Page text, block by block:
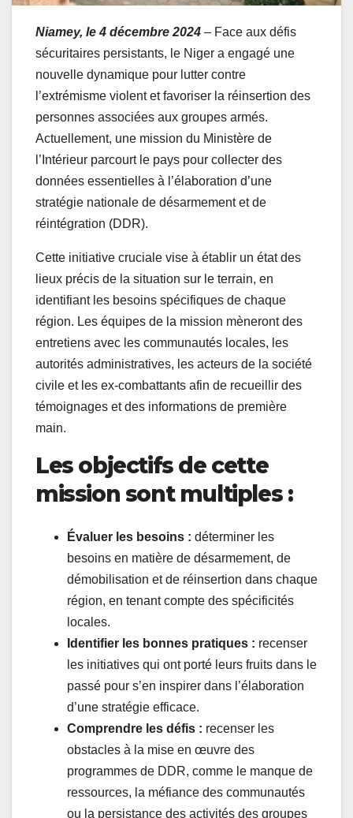
Niamey, le 4 décembre 2024 – Face aux défis
sécuritaires persistants, le Niger a engagé une
nouvelle dynamique pour lutter contre
l’extrémisme violent et favoriser la réinsertion des
personnes associées aux groupes armés.
Actuellement, une mission du Ministère de
l’Intérieur parcourt le pays pour collecter des
données essentielles à l’élaboration d’une
stratégie nationale de désarmement et de
réintégration (DDR).
Cette initiative cruciale vise à établir un état des
lieux précis de la situation sur le terrain, en
identifiant les besoins spécifiques de chaque
région. Les équipes de la mission mèneront des
entretiens avec les communautés locales, les
autorités administratives, les acteurs de la société
civile et les ex-combattants afin de recueillir des
témoignages et des informations de première
main.
Les objectifs de cette
mission sont multiples :
Évaluer les besoins : déterminer les
besoins en matière de désarmement, de
démobilisation et de réinsertion dans chaque
région, en tenant compte des spécificités
locales.
Identifier les bonnes pratiques : recenser
les initiatives qui ont porté leurs fruits dans le
passé pour s’en inspirer dans l’élaboration
d’une stratégie efficace.
Comprendre les défis : recenser les
obstacles à la mise en œuvre des
programmes de DDR, comme le manque de
ressources, la méfiance des communautés
ou la persistance des activités des groupes